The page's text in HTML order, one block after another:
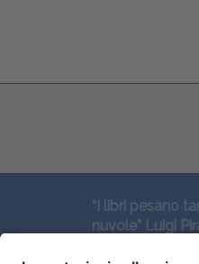
“I libri pesano
nuvole” Luigi